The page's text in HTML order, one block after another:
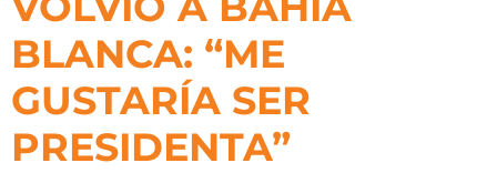
BLANCA: “ME
GUSTARÍA SER
PRESIDENTA”